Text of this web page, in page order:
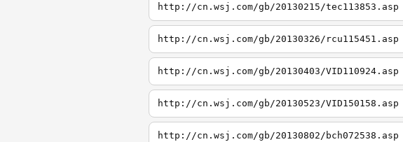
http://cn.wsj.com/gb/20130215/tec113853.asp
http://cn.wsj.com/gb/20130326/rcu115451.asp
http://cn.wsj.com/gb/20130403/VID110924.asp
http://cn.wsj.com/gb/20130523/VID150158.asp
http://cn.wsj.com/gb/20130802/bch072538.asp